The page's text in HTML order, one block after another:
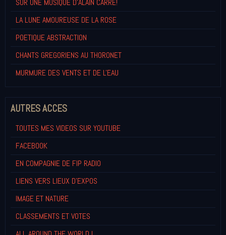
SUR UNE MUSIQUE D'ALAIN CARRE!
LA LUNE AMOUREUSE DE LA ROSE
POETIQUE ABSTRACTION
CHANTS GREGORIENS AU THORONET
MURMURE DES VENTS ET DE L'EAU
AUTRES ACCES
TOUTES MES VIDEOS SUR YOUTUBE
FACEBOOK
EN COMPAGNIE DE FIP RADIO
LIENS VERS LIEUX D'EXPOS
IMAGE ET NATURE
CLASSEMENTS ET VOTES